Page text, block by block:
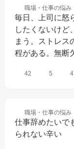
職場・仕事の悩み
毎日、上司に怒
したくないけど
まう。ストレス
程がある。無断
42 5 4
職場・仕事の悩み
仕事辞めたいで
られない辛い